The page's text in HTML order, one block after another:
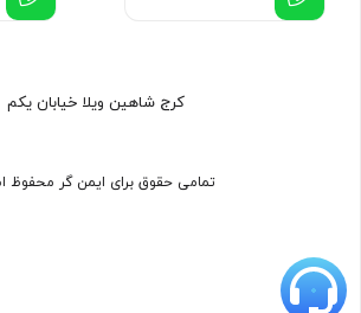
کرج شاهین ویلا خیابان یکم
تمامی حقوق برای ایمن گر محفوظ